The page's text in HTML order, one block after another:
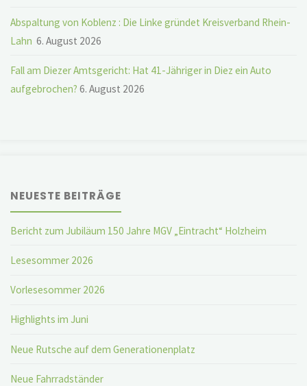
Abspaltung von Koblenz : Die Linke gründet Kreisverband Rhein-
Lahn 6. August 2026
Fall am Diezer Amtsgericht: Hat 41-Jähriger in Diez ein Auto
aufgebrochen? 6. August 2026
NEUESTE BEITRÄGE
Bericht zum Jubiläum 150 Jahre MGV „Eintracht“ Holzheim
Lesesommer 2026
Vorlesesommer 2026
Highlights im Juni
Neue Rutsche auf dem Generationenplatz
Neue Fahrradständer